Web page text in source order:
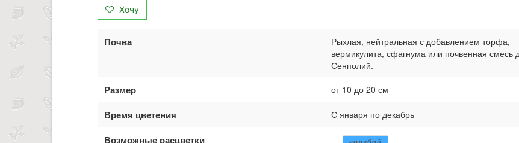
Хочу
Почва
Рыхлая, нейтральная с добавлением торфа,
вермикулита, сфагнума или почвенная смесь
Сенполий.
Размер от 10 до 20 см
Время цветения С января по декабрь
Возможные расцветки